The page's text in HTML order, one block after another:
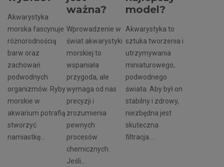
Akwarystyka
morska fascynuje
różnorodnością
barw oraz
zachowań
podwodnych
organizmów. Ryby
morskie w
akwarium potrafią
stworzyć
namiastkę...
ważna?
Wprowadzenie w
świat akwarystyki
morskiej to
wspaniała
przygoda, ale
wymaga od nas
precyzji i
zrozumienia
pewnych
procesów
chemicznych.
Jeśli...
model?
Akwarystyka to
sztuka tworzenia i
utrzymywania
miniaturowego,
podwodnego
świata. Aby był on
stabilny i zdrowy,
niezbędna jest
skuteczna
filtracja....